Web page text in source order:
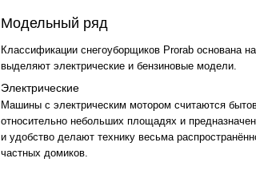
Модельный ряд
Классификации снегоуборщиков Prorab основана
выделяют электрические и бензиновые модели.
Электрические
Машины с электрическим мотором считаются
относительно небольших площадях и
и удобство делают технику весьма
частных домиков.